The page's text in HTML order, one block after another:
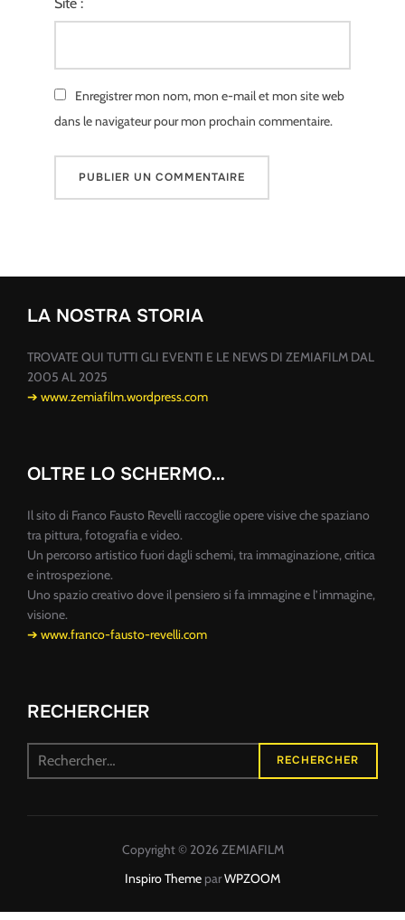
Enregistrer mon nom, mon e-mail et mon site web
dans le navigateur pour mon prochain commentaire.
LA NOSTRA STORIA
TROVATE QUI TUTTI GLI EVENTI E LE NEWS DI ZEMIAFILM DAL
2005 AL 2025
➔ www.zemiafilm.wordpress.com
OLTRE LO SCHERMO…
Il sito di Franco Fausto Revelli raccoglie opere visive che spaziano
tra pittura, fotografia e video.
Un percorso artistico fuori dagli schemi, tra immaginazione, critica
e introspezione.
Uno spazio creativo dove il pensiero si fa immagine e l’immagine,
visione.
➔ www.franco-fausto-revelli.com
RECHERCHER
Recherche
RECHERCHER
Copyright © 2026 ZEMIAFILM
Inspiro Theme parWPZOOM